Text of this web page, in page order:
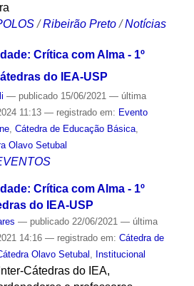
/Ribeirão Preto /Notícias
Crítica com Alma - 1º
do IEA-USP
— publicado15/06/2021 — última
11:13 — registrado em: Evento
, Cátedra de Educação Básica,
Olavo Setubal
Crítica com Alma - 1º
do IEA-USP
— publicado22/06/2021 — última
14:16 — registrado em: Cátedra de
Olavo Setubal , Institucional
Cátedras do IEA,